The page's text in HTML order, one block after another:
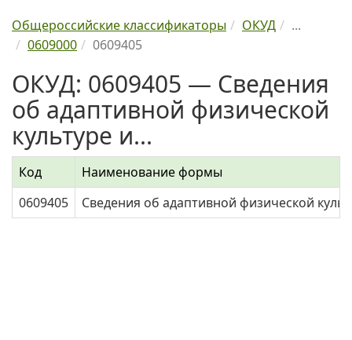
Общероссийские классификаторы ОКУД
...
0609000
0609405
ОКУД: 0609405 — Сведения
об адаптивной физической
культуре и...
Код
Наименование формы
0609405
Сведения об адаптивной физической